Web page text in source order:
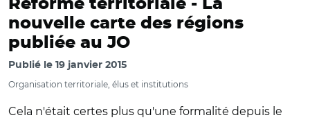
Réforme territoriale - La
nouvelle carte des régions
publiée au JO
Publié le 19 janvier 2015
Organisation territoriale, élus et institutions
Cela n'était certes plus qu'une formalité depuis le